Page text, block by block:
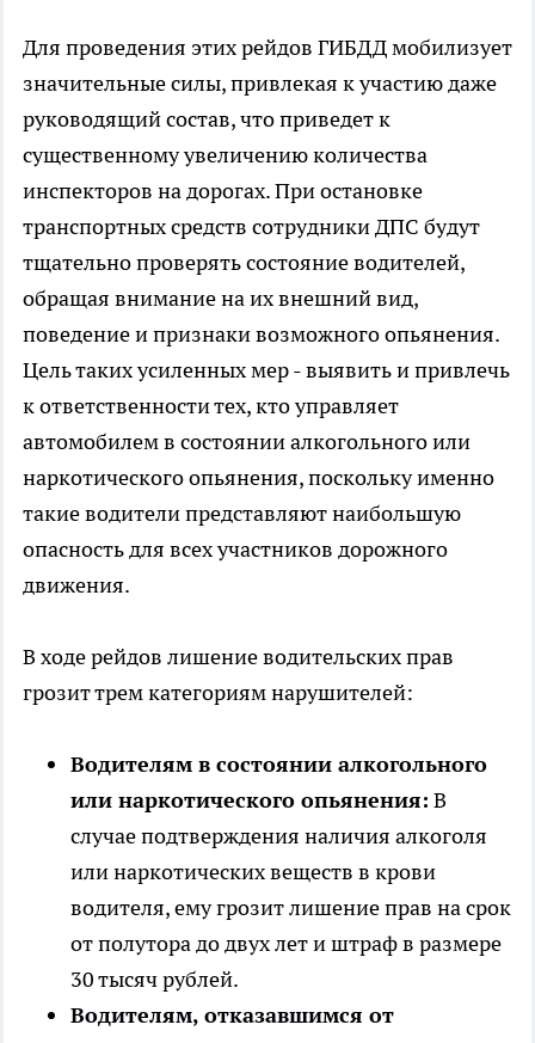
Для проведения этих рейдов ГИБДД мобилизует
значительные силы, привлекая к участию даже
руководящий состав, что приведет к
существенному увеличению количества
инспекторов на дорогах. При остановке
транспортных средств сотрудники ДПС будут
тщательно проверять состояние водителей,
обращая внимание на их внешний вид,
поведение и признаки возможного опьянения.
Цель таких усиленных мер - выявить и привлечь
к ответственности тех, кто управляет
автомобилем в состоянии алкогольного или
наркотического опьянения, поскольку именно
такие водители представляют наибольшую
опасность для всех участников дорожного
движения.
В ходе рейдов лишение водительских прав
грозит трем категориям нарушителей:
Водителям в состоянии алкогольного
или наркотического опьянения: В
случае подтверждения наличия алкоголя
или наркотических веществ в крови
водителя, ему грозит лишение прав на срок
от полутора до двух лет и штраф в размере
30 тысяч рублей.
Водителям, отказавшимся от